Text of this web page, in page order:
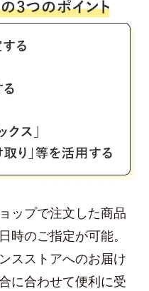
ップで注文した商品
のご指定が可能。
スストアへのお届け
に合わせて便利に受